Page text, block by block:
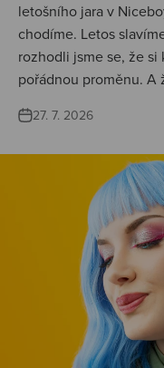
letošního jara v
chodíme. Letos
rozhodli jsme se, že
pořádnou proměnu. A
27. 7. 2026